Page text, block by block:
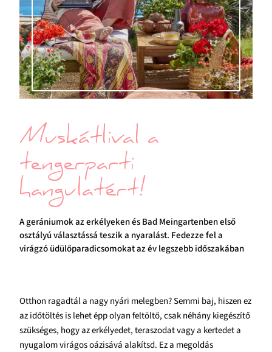
Muskátlival a
tengerparti
hangulatért!
A gerániumok az erkélyeken és Bad Meingartenben első
osztályú választássá teszik a nyaralást. Fedezze fel a
virágzó üdülőparadicsomokat az év legszebb időszakában
Otthon ragadtál a nagy nyári melegben? Semmi baj, hiszen ez
az időtöltés is lehet épp olyan feltöltő, csak néhány kiegészítő
szükséges, hogy az erkélyedet, teraszodat vagy a kertedet a
nyugalom virágos oázisává alakítsd. Ez a megoldás